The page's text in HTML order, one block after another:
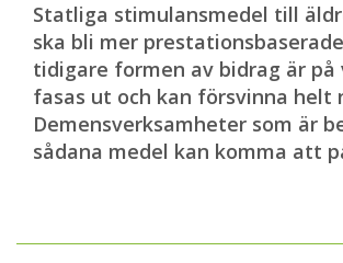
Statliga stimulansmedel till
ska bli mer
tidigare formen av bidrag är på
fasas ut och kan försvinna helt
Demensverksamheter som är
sådana medel kan komma att